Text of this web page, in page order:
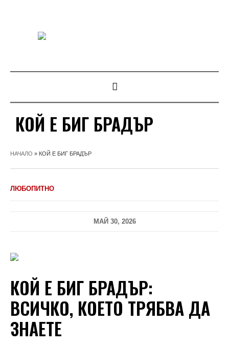
КОЙ Е БИГ БРАДЪР
НАЧАЛО » КОЙ Е БИГ БРАДЪР
ЛЮБОПИТНО
МАЙ 30, 2026
КОЙ Е БИГ БРАДЪР:
ВСИЧКО, КОЕТО ТРЯБВА ДА
ЗНАЕТЕ